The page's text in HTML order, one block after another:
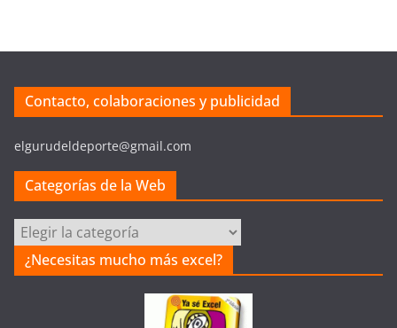
Contacto, colaboraciones y publicidad
elgurudeldeporte@gmail.com
Categorías de la Web
a
t
¿Necesitas mucho más excel?